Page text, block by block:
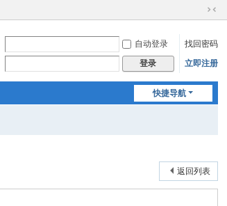
切
到
窄
自动登录
找回密码
登录 立即注册
快捷导航
返回列表